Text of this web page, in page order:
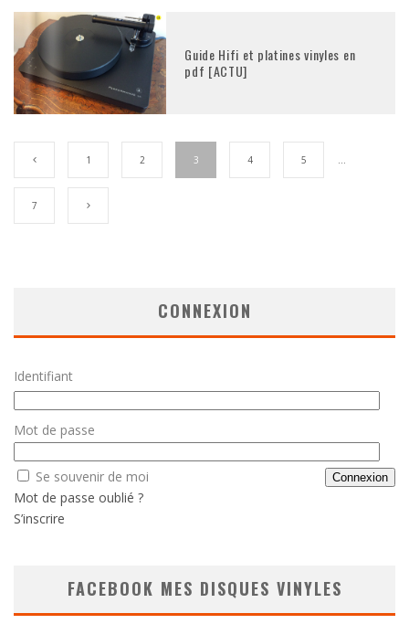
Guide Hifi et platines vinyles en
pdf [ACTU]
1 2 3 4 5 …
7
CONNEXION
Identifiant
Mot de passe
Se souvenir de moi
Mot de passe oublié ?
S’inscrire
FACEBOOK MES DISQUES VINYLES